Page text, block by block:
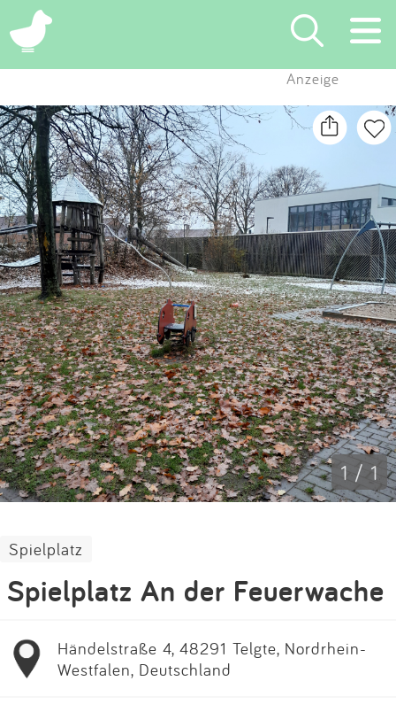
×
Suchen
Eintragen
App
Blog
Partner
Kontakt
Impressum
Anmelden
Anzeige
1 / 1
Spielplatz
Spielplatz An der Feuerwache
Händelstraße 4, 48291 Telgte, Nordrhein-
Westfalen, Deutschland